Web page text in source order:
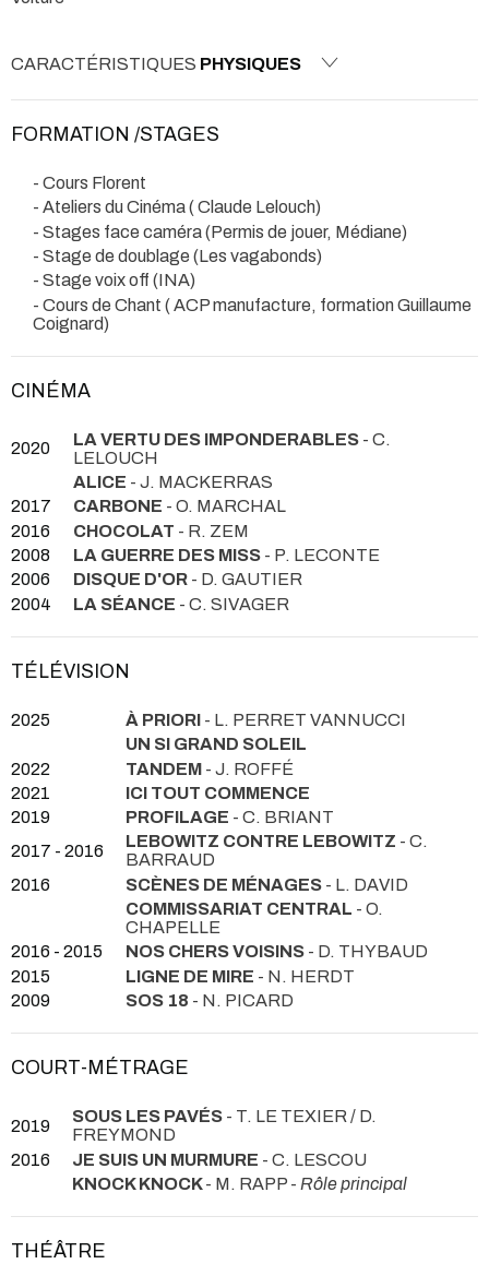
CARACTÉRISTIQUES PHYSIQUES
FORMATION /STAGES
- Cours Florent
- Ateliers du Cinéma ( Claude Lelouch)
- Stages face caméra (Permis de jouer, Médiane)
- Stage de doublage (Les vagabonds)
- Stage voix off (INA)
- Cours de Chant ( ACP manufacture, formation Guillaume
Coignard)
CINÉMA
2020 LA VERTU DES IMPONDERABLES - C.
LELOUCH
ALICE - J. MACKERRAS
2017
CARBONE - O. MARCHAL
2016
CHOCOLAT - R. ZEM
2008
LA GUERRE DES MISS - P. LECONTE
2006
DISQUE D'OR - D. GAUTIER
2004
LA SÉANCE - C. SIVAGER
TÉLÉVISION
2025 À PRIORI - L. PERRET VANNUCCI
UN SI GRAND SOLEIL
2022
TANDEM - J. ROFFÉ
2021
ICI TOUT COMMENCE
2019
PROFILAGE - C. BRIANT
2017 - 2016
LEBOWITZ CONTRE LEBOWITZ - C.
BARRAUD
2016
SCÈNES DE MÉNAGES - L. DAVID
COMMISSARIAT CENTRAL - O.
CHAPELLE
2016 - 2015
NOS CHERS VOISINS - D. THYBAUD
2015
LIGNE DE MIRE - N. HERDT
2009
SOS 18 - N. PICARD
COURT-MÉTRAGE
2019 SOUS LES PAVÉS - T. LE TEXIER / D.
FREYMOND
2016
JE SUIS UN MURMURE - C. LESCOU
KNOCK KNOCK- M. RAPP - Rôle principal
THÉÂTRE